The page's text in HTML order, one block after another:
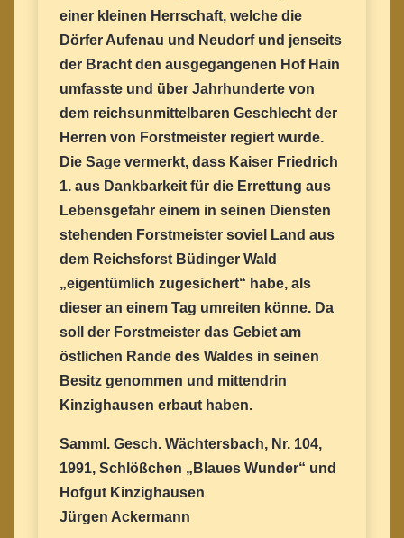
einer kleinen Herrschaft, welche die
Dörfer Aufenau und Neudorf und jenseits
der Bracht den ausgegangenen Hof Hain
umfasste und über Jahrhunderte von
dem reichsunmittelbaren Geschlecht der
Herren von Forstmeister regiert wurde.
Die Sage vermerkt, dass Kaiser Friedrich
1. aus Dankbarkeit für die Errettung aus
Lebensgefahr einem in seinen Diensten
stehenden Forstmeister soviel Land aus
dem Reichsforst Büdinger Wald
„eigentümlich zugesichert“ habe, als
dieser an einem Tag umreiten könne. Da
soll der Forstmeister das Gebiet am
östlichen Rande des Waldes in seinen
Besitz genommen und mittendrin
Kinzighausen erbaut haben.
Samml. Gesch. Wächtersbach, Nr. 104,
1991, Schlößchen „Blaues Wunder“ und
Hofgut Kinzighausen
Jürgen Ackermann